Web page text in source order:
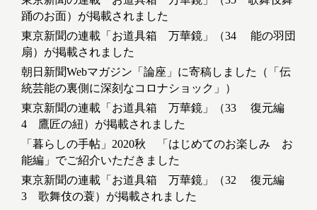
踊のお面）が掲載されました
東京新聞の連載「お道具箱 万華鏡」（34 能の羽団
扇）が掲載されました
朝日新聞Webマガジン「論座」に寄稿しました（「伝
統芸能の裏側に深刻なコロナショック」）
東京新聞の連載「お道具箱 万華鏡」（33 復元編
4 鷹匠の紐）が掲載されました
「暮らしの手帖」2020秋 「はじめてのお楽しみ お
能編」でご紹介いただきました
東京新聞の連載「お道具箱 万華鏡」（32 復元編
3 歌舞伎の蓑）が掲載されました